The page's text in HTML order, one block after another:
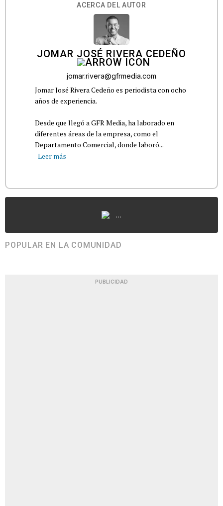
ACERCA DEL AUTOR
JOMAR JOSÉ RIVERA CEDEÑO
jomar.rivera@gfrmedia.com
Jomar José Rivera Cedeño es periodista con ocho
años de experiencia.
Desde que llegó a GFR Media, ha laborado en
diferentes áreas de la empresa, como el
Departamento Comercial, donde laboró...
Leer más
...
POPULAR EN LA COMUNIDAD
PUBLICIDAD